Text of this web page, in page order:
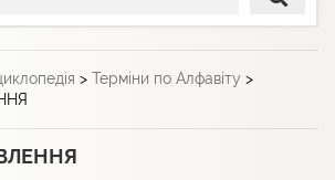
> Терміни по Алфавіту >